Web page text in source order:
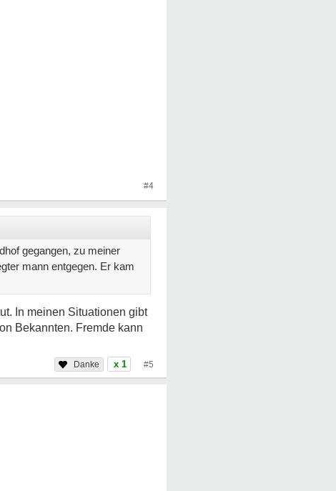
#4
gegangen, zu meiner
mann entgegen. Er kam
In meinen Situationen gibt
Bekannten. Fremde kann
x 1 #5